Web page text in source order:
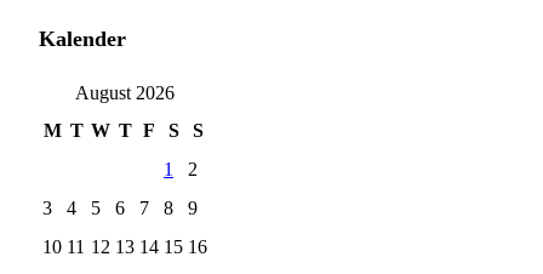
Kalender
August 2026
M T W T F S
S
1
2
3
4 5 6 7 8
9
10 11 12 13 14 15 16